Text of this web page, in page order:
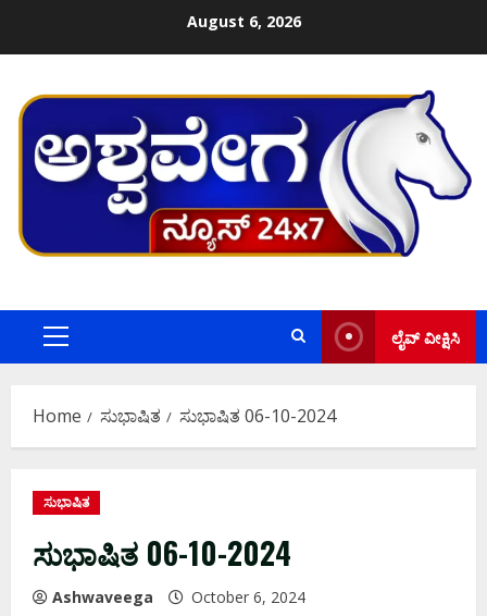
August 6, 2026
Primary
ಲೈವ್ ವೀಕ್ಷಿಸಿ
Home ಸುಭಾಷಿತ ಸುಭಾಷಿತ 06-10-2024
ಸುಭಾಷಿತ
ಸುಭಾಷಿತ 06-10-2024
Ashwaveega October 6, 2024